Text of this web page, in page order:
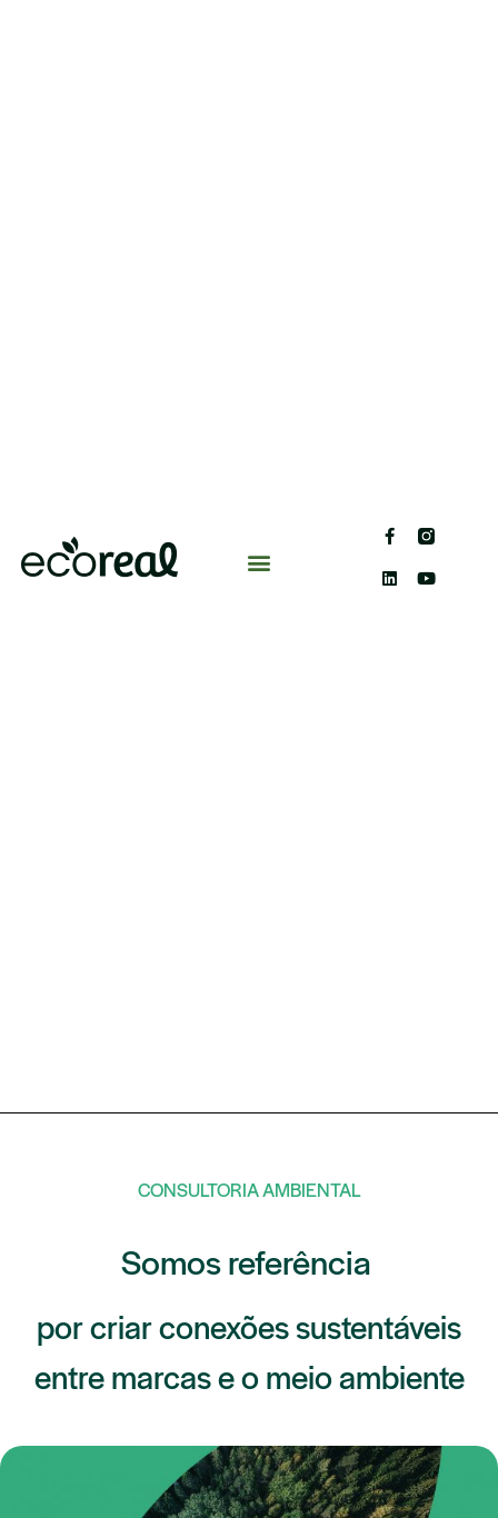
CONSULTORIA AMBIENTAL
Somos referência
por criarconexões sustentáveis
entre marcas e o meio ambiente